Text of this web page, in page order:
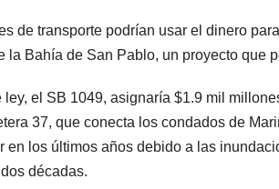
de transporte podrían usar el dinero
la Bahía de San Pablo, un proyecto que
ley, el SB 1049, asignaría $1.9 mil
37, que conecta los condados de
en los últimos años debido a las
décadas.